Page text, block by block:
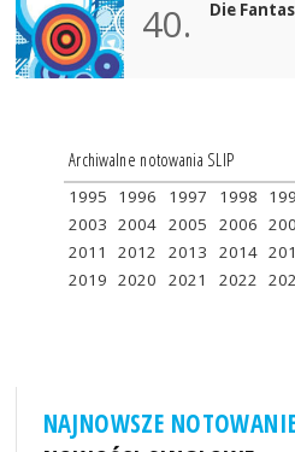
40. Die
Archiwalne notowania SLIP
1995 1996 1997 1998
2003 2004 2005 2006
2011
2012 2013 2014
2019 2020 2021 2022
NAJNOWSZE